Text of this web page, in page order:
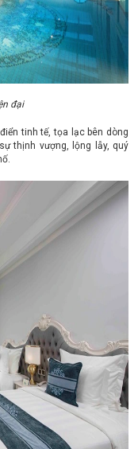
đại
tinh tế, tọa lạc bên dòng
thịnh vượng, lộng lẫy, quý